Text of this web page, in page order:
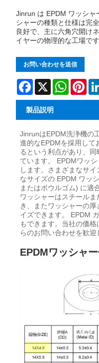
Jinrun は EPDM ワッシャ
シャーの種類と仕様は完
良好で、主に六角穴開け
イヤーの物理的な工場です
お問い合わせを送信
Facebook
X WhatsApp
製品説明
JinrunはEPDM洗浄機の
進的なEPDMを採用して
るという利点があり、
ています。 EPDMワッ
します。さまざまなサ
なサイズの EPDM ワッ
またはボウルゴム) に適
ワッシャーはスチール
き、またワッシャーの
イズできます。 EPDM
もできます。当社の価
らのお問い合わせを歓迎
EPDMワッシャ